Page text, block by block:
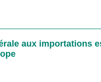
aux importations